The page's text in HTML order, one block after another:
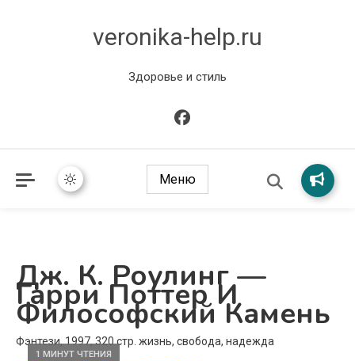
veronika-help.ru
Здоровье и стиль
Меню
Дж. К. Роулинг —
Гарри Поттер И
Философский Камень
1 МИНУТ ЧТЕНИЯ
Фэнтези, 1997, 320 стр. жизнь, свобода, надежда